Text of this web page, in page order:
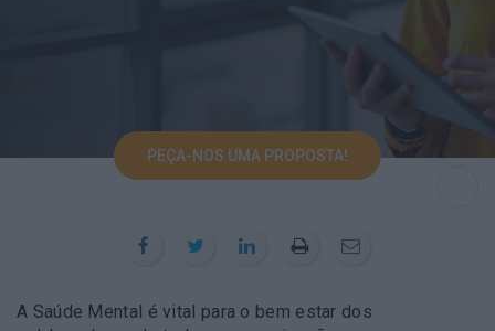
PEÇA-NOS UMA PROPOSTA!
A Saúde Mental é vital para o bem estar dos